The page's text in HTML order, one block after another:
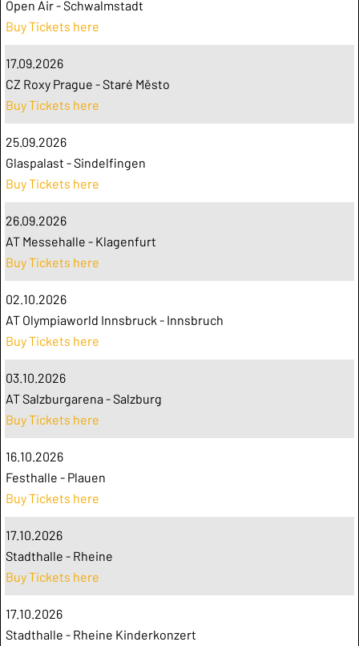
Open Air - Schwalmstadt
Buy Tickets here
17.09.2026
CZ Roxy Prague - Staré Město
Buy Tickets here
25.09.2026
Glaspalast - Sindelfingen
Buy Tickets here
26.09.2026
AT Messehalle - Klagenfurt
Buy Tickets here
02.10.2026
AT Olympiaworld Innsbruck - Innsbruch
Buy Tickets here
03.10.2026
AT Salzburgarena - Salzburg
Buy Tickets here
16.10.2026
Festhalle - Plauen
Buy Tickets here
17.10.2026
Stadthalle - Rheine
Buy Tickets here
17.10.2026
Stadthalle - Rheine Kinderkonzert